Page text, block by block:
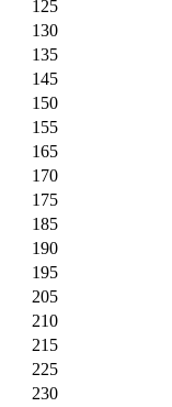
125
130
135
145
150
155
165
170
175
185
190
195
205
210
215
225
230